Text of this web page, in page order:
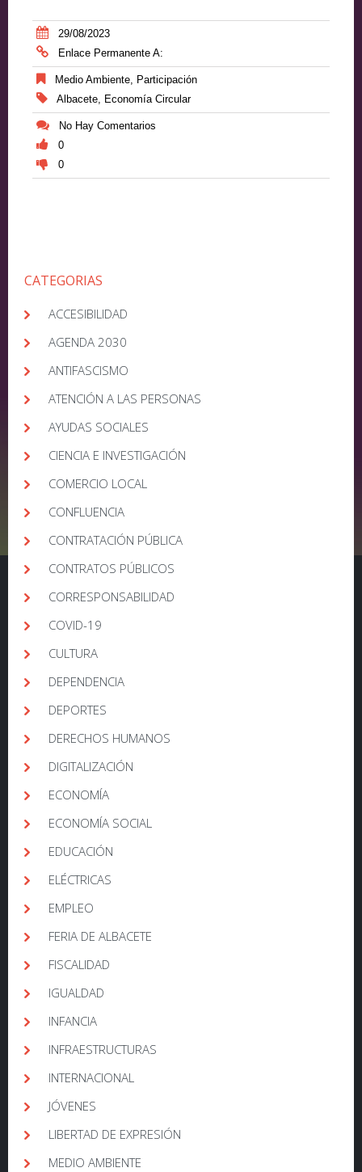
29/08/2023
Enlace Permanente A:
Medio Ambiente, Participación
Albacete, Economía Circular
No Hay Comentarios
0
0
CATEGORIAS
ACCESIBILIDAD
AGENDA 2030
ANTIFASCISMO
ATENCIÓN A LAS PERSONAS
AYUDAS SOCIALES
CIENCIA E INVESTIGACIÓN
COMERCIO LOCAL
CONFLUENCIA
CONTRATACIÓN PÚBLICA
CONTRATOS PÚBLICOS
CORRESPONSABILIDAD
COVID-19
CULTURA
DEPENDENCIA
DEPORTES
DERECHOS HUMANOS
DIGITALIZACIÓN
ECONOMÍA
ECONOMÍA SOCIAL
EDUCACIÓN
ELÉCTRICAS
EMPLEO
FERIA DE ALBACETE
FISCALIDAD
IGUALDAD
INFANCIA
INFRAESTRUCTURAS
INTERNACIONAL
JÓVENES
LIBERTAD DE EXPRESIÓN
MEDIO AMBIENTE